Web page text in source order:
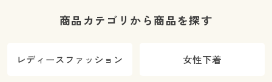
商品カテゴリから商品を探す
レディースファッション 女性下着